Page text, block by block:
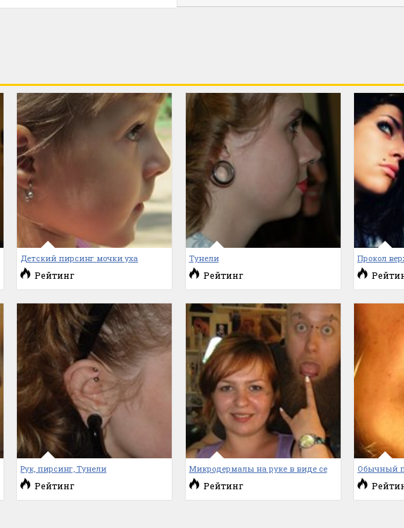
Детский пирсинг мочки уха
Рейтинг
Тунели
Рейтинг
Прокол
Рук, пирсинг, Тунели
Рейтинг
Микродермалы на руке в виде се
Рейтинг
Обычный